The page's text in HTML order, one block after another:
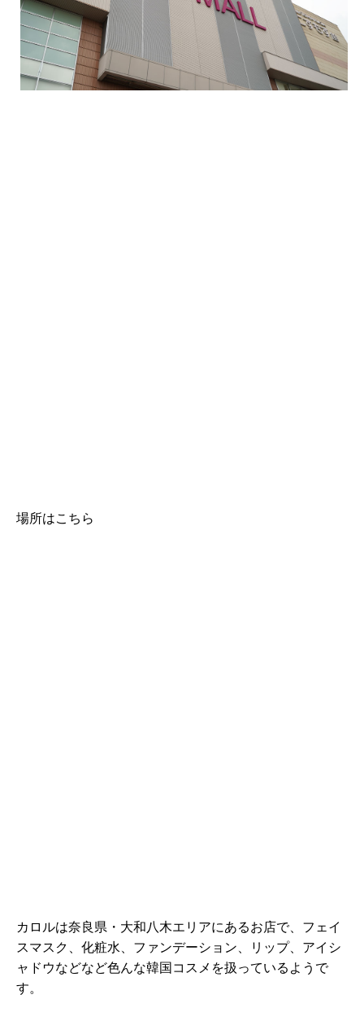
場所はこちら
カロルは奈良県・大和八木エリアにあるお店で、フェイ
スマスク、化粧水、ファンデーション、リップ、アイシ
ャドウなどなど色んな韓国コスメを扱っているようで
す。